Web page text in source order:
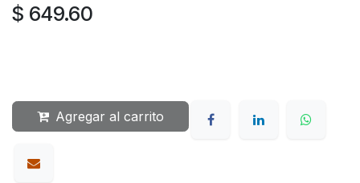
$ 649.60
Agregar al carrito